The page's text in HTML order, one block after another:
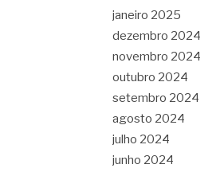
janeiro 2025
dezembro 2024
novembro 2024
outubro 2024
setembro 2024
agosto 2024
julho 2024
junho 2024